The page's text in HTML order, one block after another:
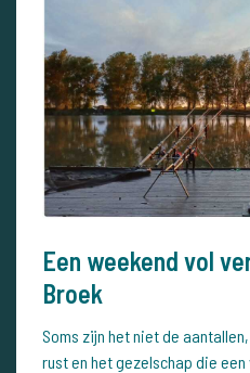
Een weekend vol
Broek
Soms zijn het niet de
rust en het gezelschap die